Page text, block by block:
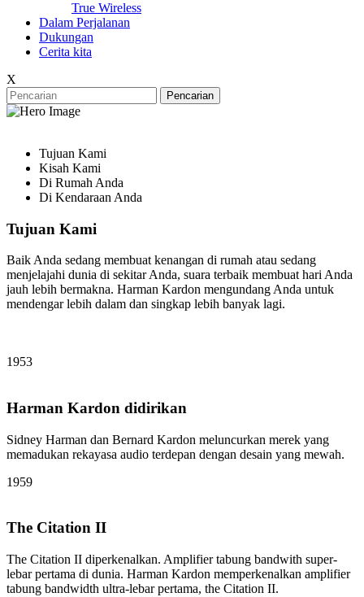
True Wireless
Dalam Perjalanan
Dukungan
Cerita kita
X
Pencarian
Tujuan Kami
Kisah Kami
Di Rumah Anda
Di Kendaraan Anda
Tujuan Kami
Baik Anda sedang membuat kenangan di rumah atau sedang
menjelajahi dunia di sekitar Anda, suara terbaik membuat hari Anda
jauh lebih bermakna. Harman Kardon mengundang Anda untuk
mendengar lebih dalam dan singkap lebih banyak lagi.
1953
Harman Kardon didirikan
Sidney Harman dan Bernard Kardon meluncurkan merek yang
memadukan rekayasa audio terdepan dengan desain yang mewah.
1959
The Citation II
The Citation II diperkenalkan. Amplifier tabung bandwith super-
lebar pertama di dunia. Harman Kardon memperkenalkan amplifier
tabung bandwidth ultra-lebar pertama, the Citation II.